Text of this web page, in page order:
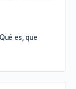
es, que